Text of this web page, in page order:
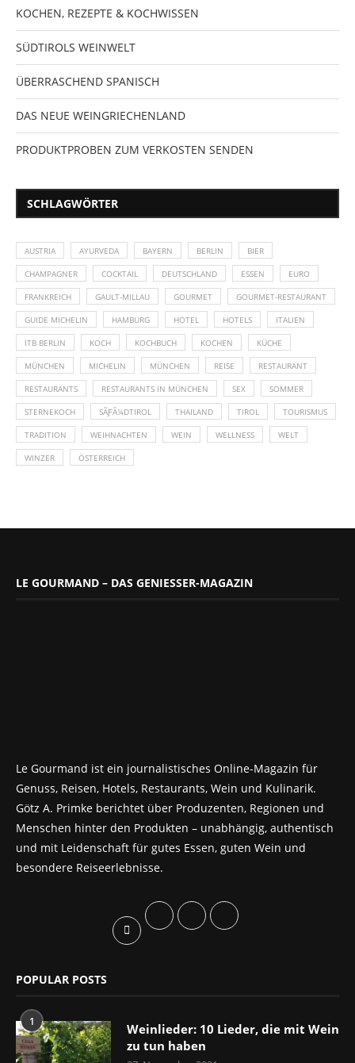
KOCHEN, REZEPTE & KOCHWISSEN
SÜDTIROLS WEINWELT
ÜBERRASCHEND SPANISCH
DAS NEUE WEINGRIECHENLAND
PRODUKTPROBEN ZUM VERKOSTEN SENDEN
SCHLAGWÖRTER
AUSTRIA AYURVEDA BAYERN BERLIN BIER
CHAMPAGNER COCKTAIL DEUTSCHLAND ESSEN EURO
FRANKREICH GAULT-MILLAU GOURMET GOURMET-RESTAURANT
GUIDE MICHELIN HAMBURG HOTEL HOTELS ITALIEN
ITB BERLIN KOCH KOCHBUCH KOCHEN KÜCHE
MÜNCHEN MICHELIN MÜNCHEN REISE RESTAURANT
RESTAURANTS RESTAURANTS IN MÜNCHEN SEX SOMMER
STERNEKOCH SÃƑÂ¼DTIROL THAILAND TIROL TOURISMUS
TRADITION WEIHNACHTEN WEIN WELLNESS WELT
WINZER ÖSTERREICH
LE GOURMAND – DAS GENIESSER-MAGAZIN
Le Gourmand ist ein journalistisches Online-Magazin für
Genuss, Reisen, Hotels, Restaurants, Wein und Kulinarik.
Götz A. Primke berichtet über Produzenten, Regionen und
Menschen hinter den Produkten – unabhängig, authentisch
und mit Leidenschaft für gutes Essen, guten Wein und
besondere Reiseerlebnisse.
POPULAR POSTS
1
Weinlieder: 10 Lieder, die mit Wein
zu tun haben